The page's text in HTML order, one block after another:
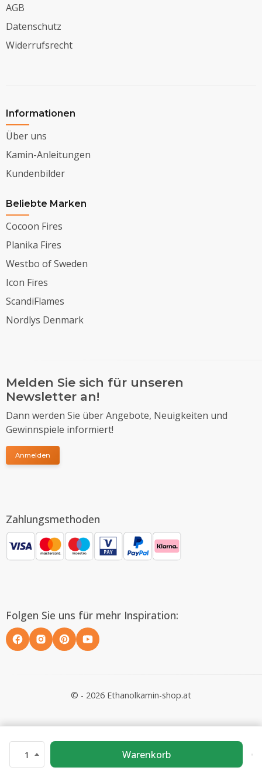
1 Warenkorb
AGB
Datenschutz
Widerrufsrecht
Informationen
Über uns
Kamin-Anleitungen
Kundenbilder
Beliebte Marken
Cocoon Fires
Planika Fires
Westbo of Sweden
Icon Fires
ScandiFlames
Nordlys Denmark
Melden Sie sich für unseren
Newsletter an!
Dann werden Sie über Angebote, Neuigkeiten und
Gewinnspiele informiert!
Anmelden
Zahlungsmethoden
Folgen Sie uns für mehr Inspiration:
© - 2026 Ethanolkamin-shop.at